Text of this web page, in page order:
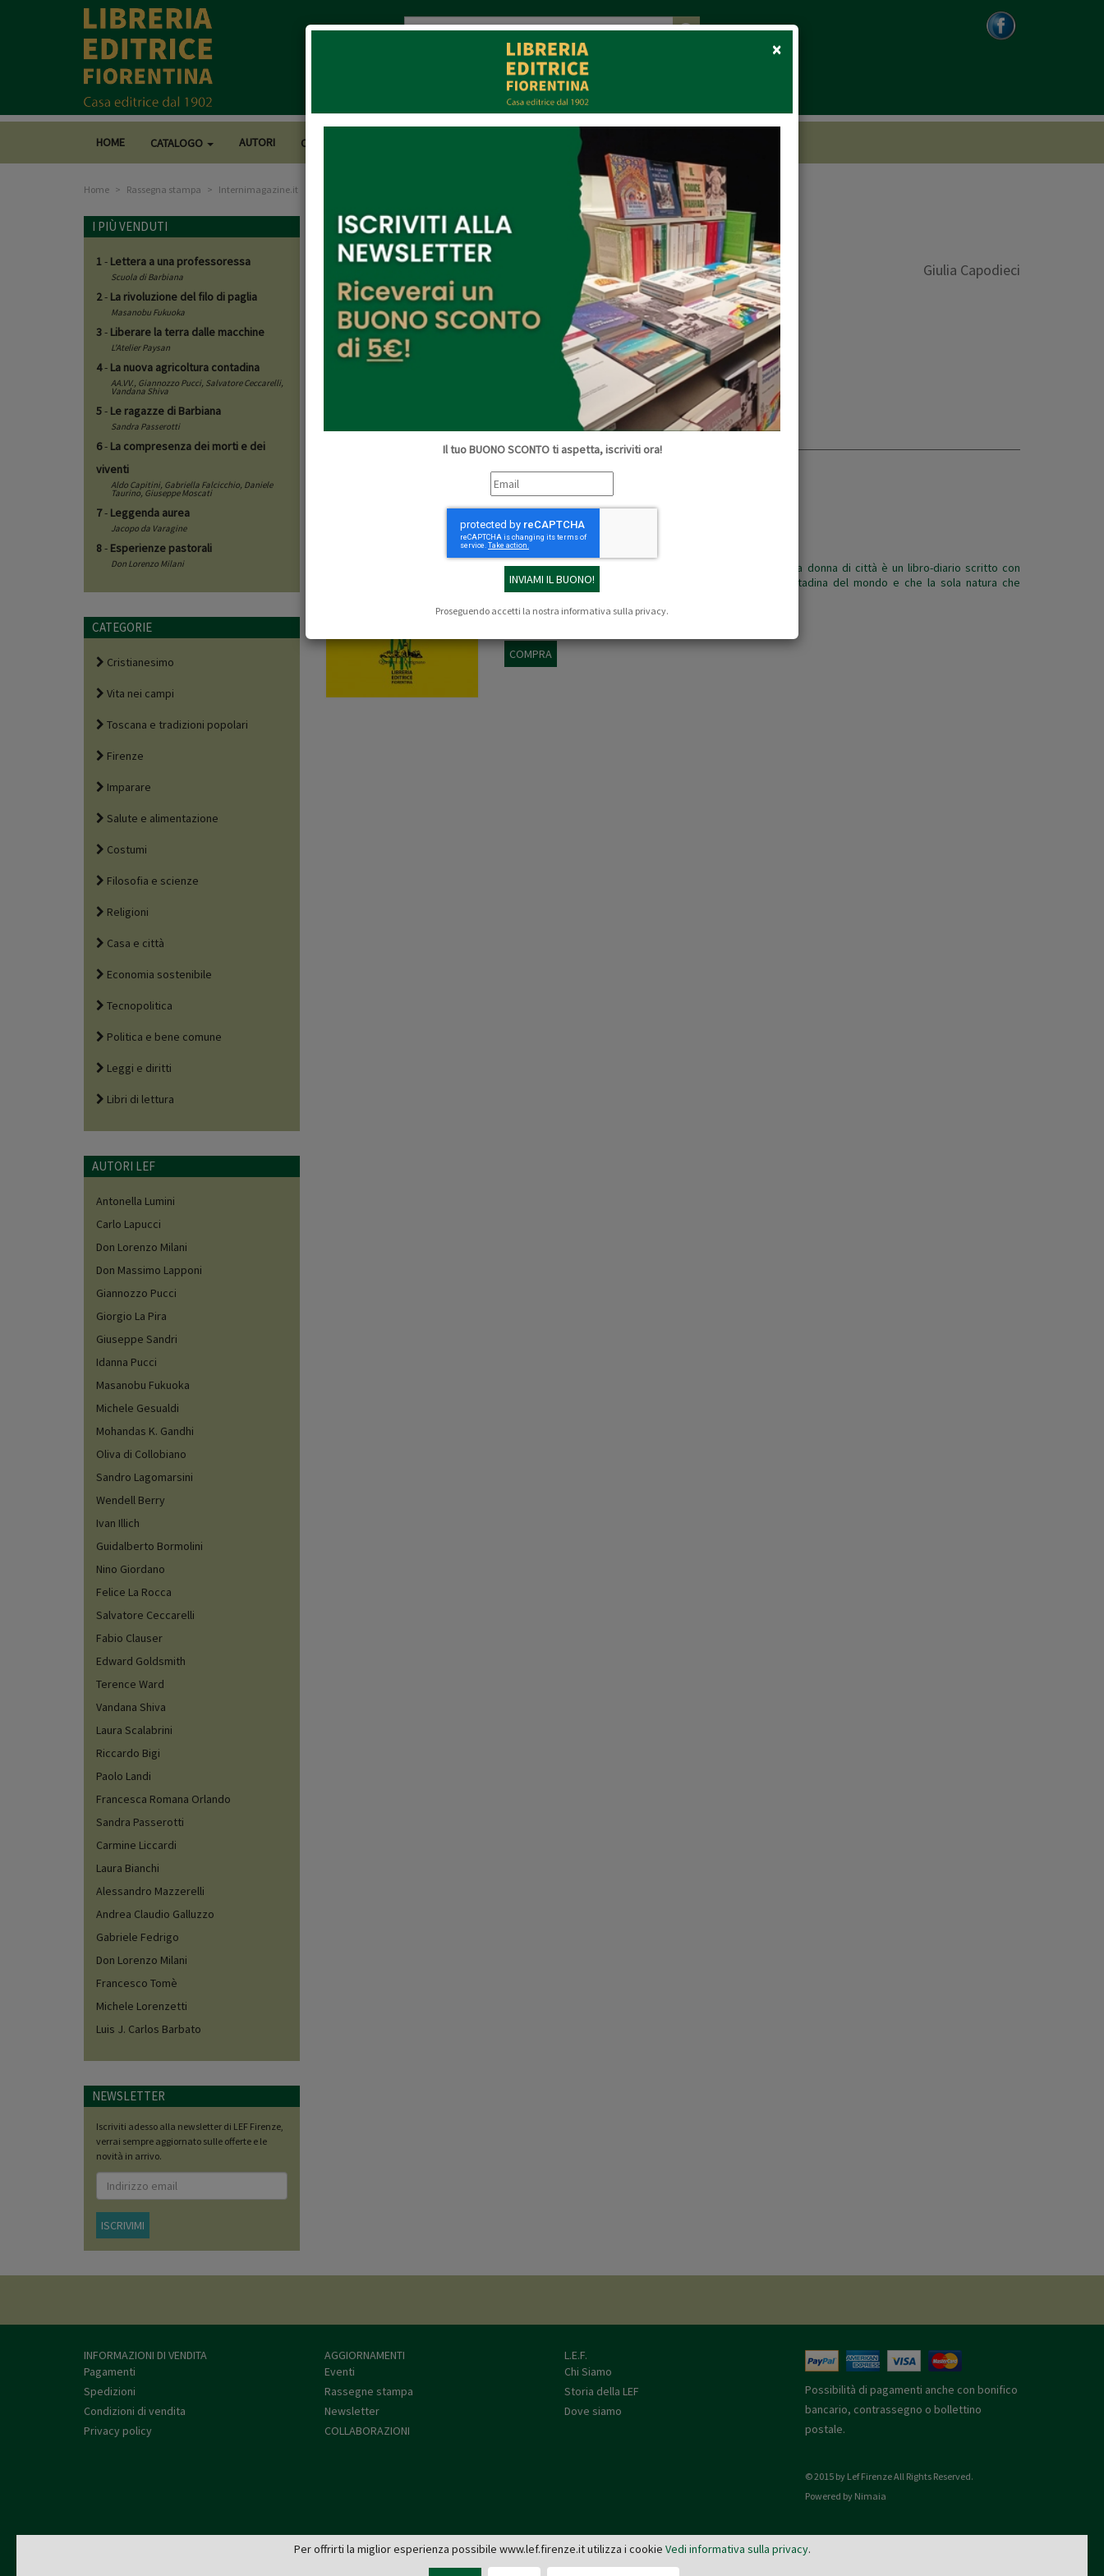
×Close
Il tuo BUONO SCONTO ti aspetta, iscriviti ora!
Proseguendo accetti la nostra informativa sulla privacy.
HOME CATALOGO AUTORI CASA EDITRICE COLLABORAZIONI
Home Rassegna stampa Internimagazine.it
Internimagazine.it
Giulia Capodieci
"Il giardino mi ha aiutata a perdonarmi per gli errori che facevo ma ha anche cambiato la mia visione bucolica.."
Un piccolo stralcio dell'intervista fatta dall'autrice Laura Bianchi a internimagazine.it
Potrete leggere l'intera intervista qui
Il libro
L' Erba corre quando vuole
Collana: Quaderni d'Ontignano
L'Erba corre quando vuole – Quaderno di campagna di una donna di città è un libro-diario scritto con
abilità da Laura Bianchi, giornalista di moda milanese, cittadina del mondo e che la sola natura che
conosce,...Continua »
COMPRA
I PIÙ VENDUTI
1- Lettera a una professoressa
Scuola di Barbiana
2- La rivoluzione del filo di paglia
Masanobu Fukuoka
3- Liberare la terra dalle macchine
L'Atelier Paysan
4- La nuova agricoltura contadina
AA.VV., Giannozzo Pucci, Salvatore Ceccarelli,
Vandana Shiva
5- Le ragazze di Barbiana
Sandra Passerotti
6- La compresenza dei morti e dei
viventi
Aldo Capitini, Gabriella Falcicchio, Daniele
Taurino, Giuseppe Moscati
7- Leggenda aurea
Jacopo da Varagine
8- Esperienze pastorali
Don Lorenzo Milani
CATEGORIE
Cristianesimo
Vita nei campi
Toscana e tradizioni popolari
Firenze
Imparare
Salute e alimentazione
Costumi
Filosofia e scienze
Religioni
Casa e città
Economia sostenibile
Tecnopolitica
Politica e bene comune
Leggi e diritti
Libri di lettura
AUTORI LEF
Antonella Lumini
Carlo Lapucci
Don Lorenzo Milani
Don Massimo Lapponi
Giannozzo Pucci
Giorgio La Pira
Giuseppe Sandri
Idanna Pucci
Masanobu Fukuoka
Michele Gesualdi
Mohandas K. Gandhi
Oliva di Collobiano
Sandro Lagomarsini
Wendell Berry
Ivan Illich
Guidalberto Bormolini
Nino Giordano
Felice La Rocca
Salvatore Ceccarelli
Fabio Clauser
Edward Goldsmith
Terence Ward
Vandana Shiva
Laura Scalabrini
Riccardo Bigi
Paolo Landi
Francesca Romana Orlando
Sandra Passerotti
Carmine Liccardi
Laura Bianchi
Alessandro Mazzerelli
Andrea Claudio Galluzzo
Gabriele Fedrigo
Don Lorenzo Milani
Francesco Tomè
Michele Lorenzetti
Luis J. Carlos Barbato
NEWSLETTER
Iscriviti adesso alla newsletter di LEF Firenze,
verrai sempre aggiornato sulle offerte e le
novità in arrivo.
ISCRIVIMI
INFORMAZIONI DI VENDITA
Pagamenti
Spedizioni
Condizioni di vendita
Privacy policy
AGGIORNAMENTI
Eventi
Rassegne stampa
Newsletter
COLLABORAZIONI
L.E.F.
Chi Siamo
Storia della LEF
Dove siamo
Possibilità di pagamenti anche con bonifico
bancario, contrassegno o bollettino
postale.
© 2015 by Lef Firenze All Rights Reserved.
Powered by Nimaia
L.E.F. - Via de' Pucci, 4 - 50122 Firenze
Tel: 055 579921 - Fax: 055 2399342 - C.F. e P.IVA 03745190482 -editrice@lef.firenze.it
Per offrirti la miglior esperienza possibile www.lef.firenze.it utilizza i cookie Vedi informativa sulla privacy.